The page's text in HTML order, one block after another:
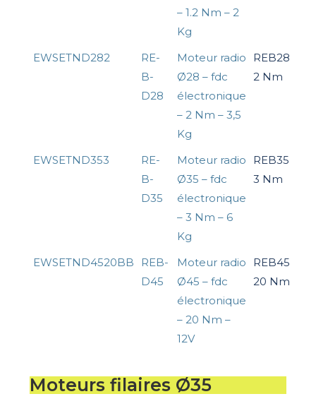
– 1.2 Nm – 2
Kg
EWSETND282
RE-
B-
D28
Moteur radio
Ø28 – fdc
électronique
– 2 Nm – 3,5
Kg
REB28
2 Nm
EWSETND353
RE-
B-
D35
Moteur radio
Ø35 – fdc
électronique
– 3 Nm – 6
Kg
REB35
3 Nm
EWSETND4520BB
REB-
D45
Moteur radio
Ø45 – fdc
électronique
– 20 Nm –
12V
REB45
20 Nm
Moteurs filaires Ø35